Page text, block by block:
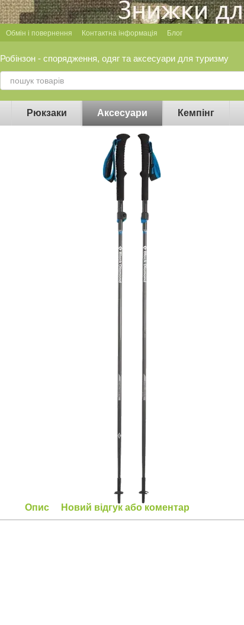
Обмін і повернення Контактна інформація Блог
Робінзон - спорядження, одяг та аксесуари для туризму
Рюкзаки Аксесуари Кемпінг
Опис Новий відгук або коментар